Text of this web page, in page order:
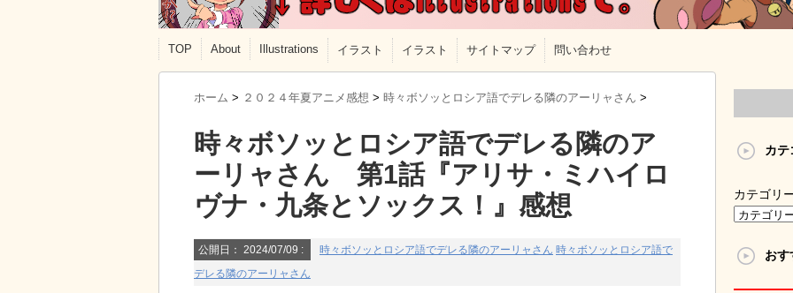
TOP About Illustrations イラスト イラスト サイトマップ 問い合わせ
ホーム > ２０２４年夏アニメ感想 > 時々ボソッとロシア語でデレる隣のアーリャさん >
時々ボソッとロシア語でデレる隣のア
ーリャさん 第1話『アリサ・ミハイロ
ヴナ・九条とソックス！』感想
公開日： 2024/07/09 : 時々ボソッとロシア語でデレる隣のアーリャさん 時々ボソッとロシア語で
デレる隣のアーリャさん
カテ
カテゴリ
お